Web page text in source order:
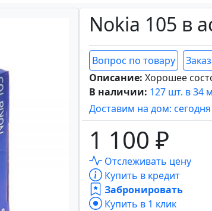
Nokia 105 в
Вопрос по товару
Описание: Хорошее
В наличии: 127 шт. в 34
Доставим на дом: сегодня
1 100 ₽
Отслеживать цену
Купить в кредит
Забронировать
Купить в 1 клик